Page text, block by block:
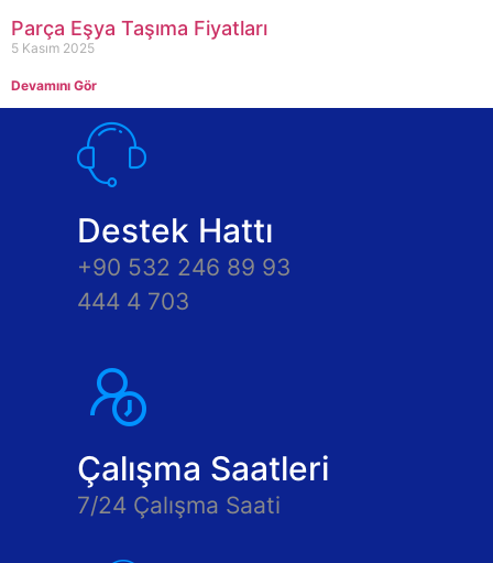
Parça Eşya Taşıma Fiyatları
5 Kasım 2025
Devamını Gör
Destek Hattı
+90 532 246 89 93
444 4 703
Çalışma Saatleri
7/24 Çalışma Saati